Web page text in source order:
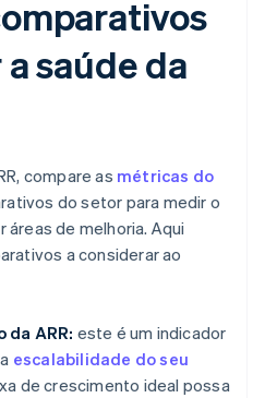
saúde da
compare as métricas do
do setor para medir o
de melhoria. Aqui
a considerar ao
da ARR: este é um indicador
escalabilidade do seu
de crescimento ideal possa